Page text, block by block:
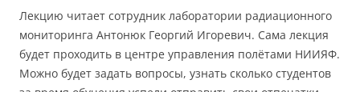
Лекцию читает сотрудник лаборатории радиационного
мониторинга Антонюк Георгий Игоревич. Сама лекция
будет проходить в центре управления полётами НИИЯФ.
Можно будет задать вопросы, узнать сколько студентов